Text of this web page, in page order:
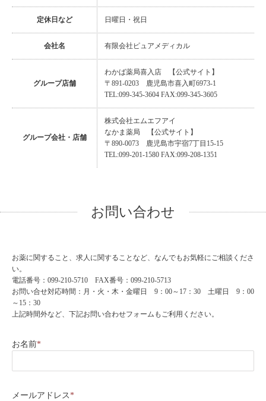
定休日など 日曜日・祝日
会社名 有限会社ピュアメディカル
グループ店舗
わかば薬局喜入店
【公式サイト】
〒891-0203 鹿児島市喜入町6973-1
TEL:099-345-3604 FAX:099-345-3605
グループ会社・店舗
株式会社エムエフアイ
なかま薬局
【公式サイト】
〒890-0073 鹿児島市宇宿7丁目15-15
TEL:099-201-1580 FAX:099-208-1351
お問い合わせ
お薬に関すること、求人に関することなど、なんでもお気軽にご相談くださ
い。
電話番号：099-210-5710 FAX番号：099-210-5713
お問い合せ対応時間：月・火・木・金曜日 9：00～17：30 土曜日 9：00
～15：30
上記時間外など、下記お問い合わせフォームもご利用ください。
お名前*
メールアドレス*